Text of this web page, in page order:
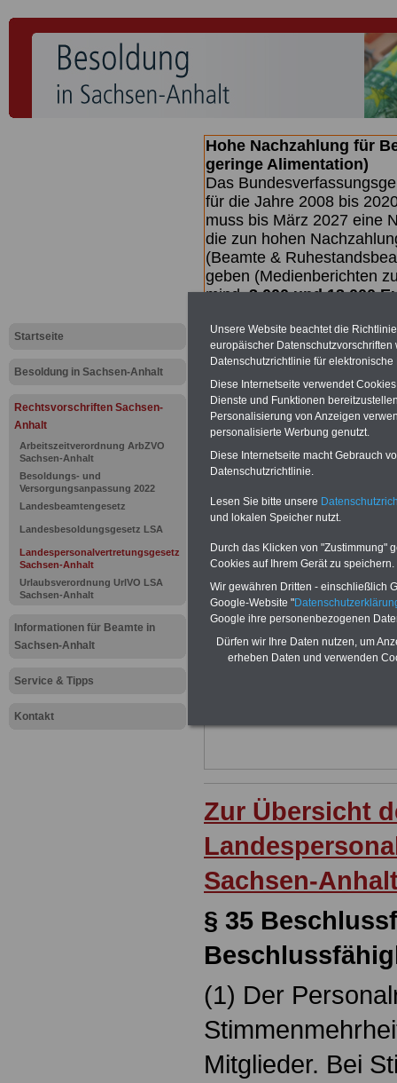
Startseite
Besoldung in Sachsen-Anhalt
Rechtsvorschriften Sachsen-
Anhalt
Arbeitszeitverordnung ArbZVO
Sachsen-Anhalt
Besoldungs- und
Versorgungsanpassung 2022
Landesbeamtengesetz
Landesbesoldungsgesetz LSA
Landespersonalvertretungsgesetz
Sachsen-Anhalt
Urlaubsverordnung UrlVO LSA
Sachsen-Anhalt
Informationen für Beamte in
Sachsen-Anhalt
Service & Tipps
Kontakt
Hohe Nachzahlung für
geringe Alimentation)
Das
für die Jahre 2008 bis
muss bis März 2027 eine
die zun hohen
(Beamte &
geben (Medienberichten
mind.3.000 und 13.000
des Gesetzentwurfs der
Quartal.2026 >>>
zur
Sachsen-
BEHÖRDEN-ABOmit drei
22,50 Euro: Wissenswertes für
und Beamte,
(Bund/Länder) sowie Beihilferecht in
Ländern. Alle 3 Ratgeber sind
gegliedert und erläutern auch
Sachverhalte verständlich und
Zur Übersicht
Sachsen-
§ 35
(1) Der
Mitglieder. Bei
Unsere Website beachtet die
europäischer
Datenschutzrichtlinie für
Diese Internetseite verwendet
Dienste und Funktionen
Personalisierung von Anzeigen
personalisierte Werbung genutzt.
Diese Internetseite macht Gebrauch
Datenschutzrichtlinie.
Lesen Sie bitte unsere
und lokalen Speicher nutzt.
Durch das Klicken von "Zustimmung"
Cookies auf Ihrem Gerät zu speichern.
Wir gewähren Dritten - einschließlich
Google-Website "
Google ihre personenbezogenen
Dürfen wir Ihre Daten nutzen, um
erheben Daten und verwenden